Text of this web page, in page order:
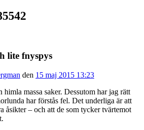
lite fnyspys
den 15 maj 2015 13:23
himla massa saker. Dessutom har jag rätt
har förstås fel. Det underliga är att
åsikter – och att de som tycker tvärtemot